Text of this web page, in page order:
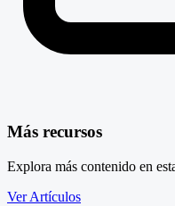
Más recursos
Explora más contenido en
Ver Artículos